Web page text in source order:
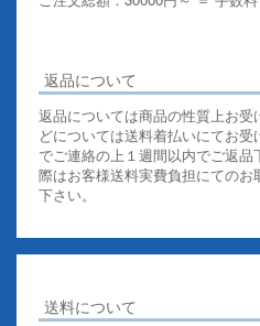
返品について
返品については商品の性質上お
どについては送料着払いにてお
でご連絡の上１週間以内でご返
際はお客様送料実費負担にての
下さい。
送料について